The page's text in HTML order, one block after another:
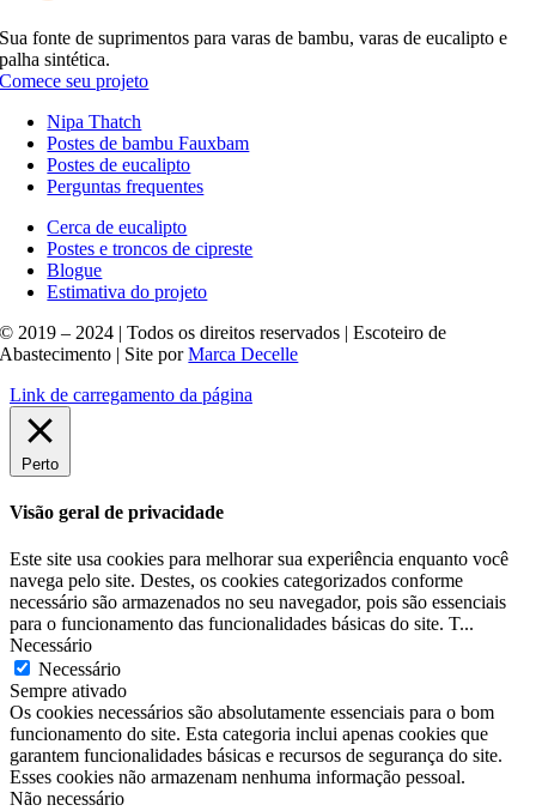
Sua fonte de suprimentos para varas de bambu, varas de eucalipto e
palha sintética.
Comece seu projeto
Nipa Thatch
Postes de bambu Fauxbam
Postes de eucalipto
Perguntas frequentes
Cerca de eucalipto
Postes e troncos de cipreste
Blogue
Estimativa do projeto
© 2019 – 2024 | Todos os direitos reservados | Escoteiro de
Abastecimento | Site porMarca Decelle
Link de carregamento da página
Perto
Visão geral de privacidade
Este site usa cookies para melhorar sua experiência enquanto você
navega pelo site. Destes, os cookies categorizados conforme
necessário são armazenados no seu navegador, pois são essenciais
para o funcionamento das funcionalidades básicas do site. T...
Necessário
Necessário
Sempre ativado
Os cookies necessários são absolutamente essenciais para o bom
funcionamento do site. Esta categoria inclui apenas cookies que
garantem funcionalidades básicas e recursos de segurança do site.
Esses cookies não armazenam nenhuma informação pessoal.
Não necessário